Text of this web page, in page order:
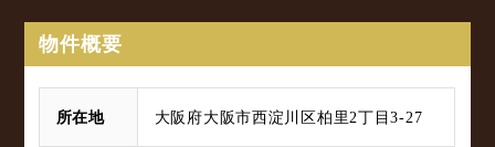
物件概要
所在地 大阪府大阪市西淀川区柏里2丁目3-27